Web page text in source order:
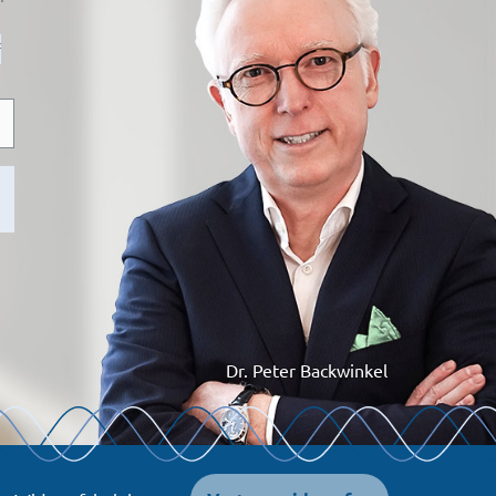
Dr. Peter Backwinkel